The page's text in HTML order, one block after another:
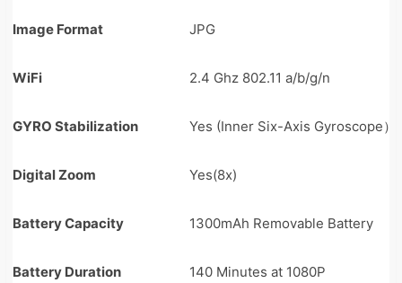
Image Format JPG
WiFi 2.4 Ghz 802.11 a/b/g/n
GYRO Stabilization Yes (Inner Six-Axis Gyroscope）
Digital Zoom Yes(8x)
Battery Capacity 1300mAh Removable Battery
Battery Duration
140 Minutes at 1080P